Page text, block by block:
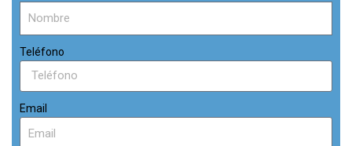
Teléfono
Email